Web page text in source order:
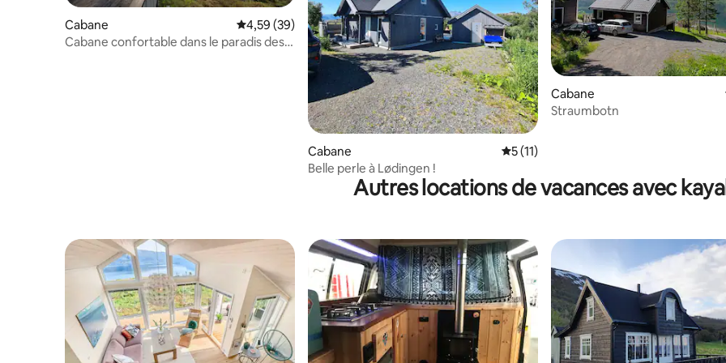
Cabane Évaluation moyenne sur la base de 39 commentaires : 4,59 sur 5
4,59 (39)
Cabane confortable dans le paradis des
Cabane Évaluation moyenne sur la base de 11
5 (11)
Belle perle à Lødingen !
Cabane
Straumbotn
Autres locations de vacances avec